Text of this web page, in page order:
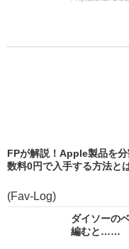
FPが解説！Apple製品を
数料0円で入手する方法と
(Fav-Log)
ダイソーの
編むと……